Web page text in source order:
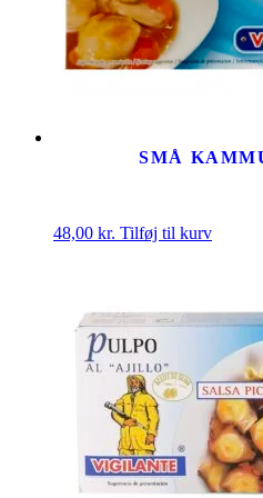
SMÅ
48,00 kr. Tilføj til kurv